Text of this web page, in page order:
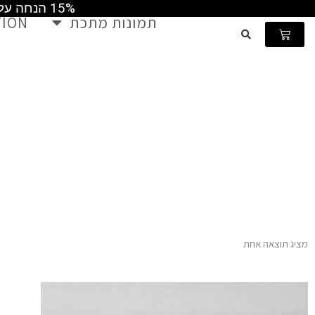
לתוכן
15% הנחה על כל התמונות קוד קופון MAY2026 ומשלוח חינם ברכישה מעל 499 ש"ח
עגלת
קניות
תמונות מתכת
מציג תוצאה אחת